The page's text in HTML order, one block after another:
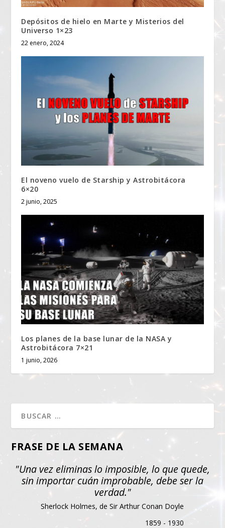
Depósitos de hielo en Marte y Misterios del
Universo 1×23
22 enero, 2024
El noveno vuelo de Starship y Astrobitácora
6×20
2 junio, 2025
Los planes de la base lunar de la NASA y
Astrobitácora 7×21
1 junio, 2026
FRASE DE LA SEMANA
"Una vez eliminas lo imposible, lo que quede,
sin importar cuán improbable, debe ser la
verdad."
Sherlock Holmes, de Sir Arthur Conan Doyle
1859 - 1930